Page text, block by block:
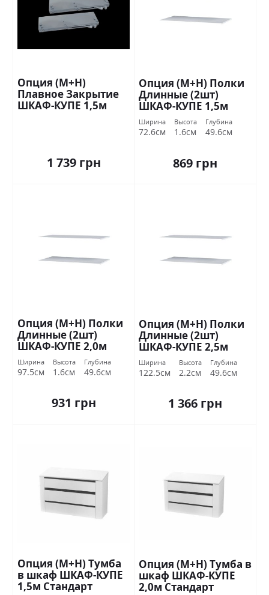
Опция (М+Н)
Плавное Закрытие
ШКАФ-КУПЕ 1,5м
1 739 грн
Опция (М+Н) Полки
Длинные (2шт)
ШКАФ-КУПЕ 1,5м
Стандарт
Ширина
72.6см
Высота
1.6см
Глубина
49.6см
869 грн
Опция (М+Н) Полки
Длинные (2шт)
ШКАФ-КУПЕ 2,0м
Стандарт
Ширина
97.5см
Высота
1.6см
Глубина
49.6см
931 грн
Опция (М+Н) Полки
Длинные (2шт)
ШКАФ-КУПЕ 2,5м
Стандарт
Ширина
122.5см
Высота
2.2см
Глубина
49.6см
1 366 грн
Опция (М+Н) Тумба
в шкаф ШКАФ-КУПЕ
1,5м Стандарт
Опция (М+Н) Тумба в
шкаф ШКАФ-КУПЕ
2,0м Стандарт